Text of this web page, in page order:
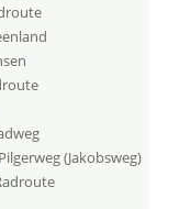
(Jakobsweg)